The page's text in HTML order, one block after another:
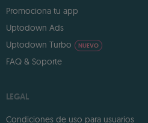
Promociona tu app
Uptodown Ads
Uptodown Turbo
NUEVO
FAQ & Soporte
LEGAL
Condiciones de uso para usuarios